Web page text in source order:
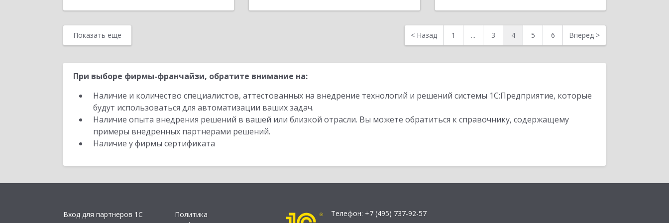
Показать еще < Назад 1 ... 3 4 5 6 Вперед >
При выборе фирмы-франчайзи, обратите внимание на:
Наличие и количество специалистов, аттестованных на внедрение технологий и решений системы 1С:Предприятие, которые
будут использоваться для автоматизации ваших задач.
Наличие опыта внедрения решений в вашей или близкой отрасли. Вы можете обратиться к справочнику, содержащему
примеры внедренных партнерами решений.
Наличие у фирмы сертификата
Вход для партнеров 1С
Политика
Телефон: +7 (495) 737-92-57